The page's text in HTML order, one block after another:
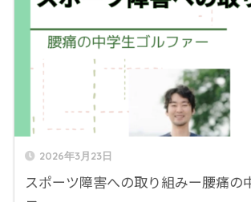
2026年3月23日
スポーツ障害への取り組みー腰痛の